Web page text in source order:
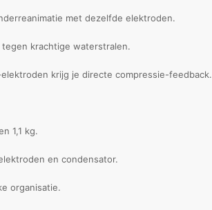
met dezelfde elektroden.
krachtige waterstralen.
elektroden krijg je directe compressie-feedback.
1,1 kg.
en condensator.
organisatie.